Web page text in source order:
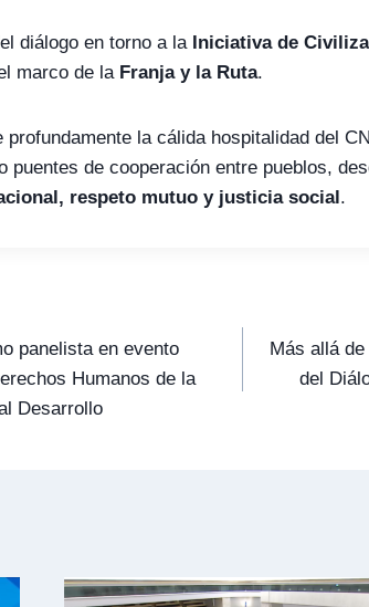
diálogo en torno a la Iniciativa de
marco de la Franja y la Ruta.
profundamente la cálida hospitalidad del
puentes de cooperación entre pueblos,
respeto mutuo y justicia social.
panelista en evento
Humanos de la
Desarrollo
Más allá
del